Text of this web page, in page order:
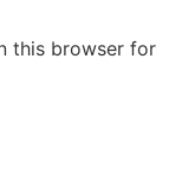
this browser for